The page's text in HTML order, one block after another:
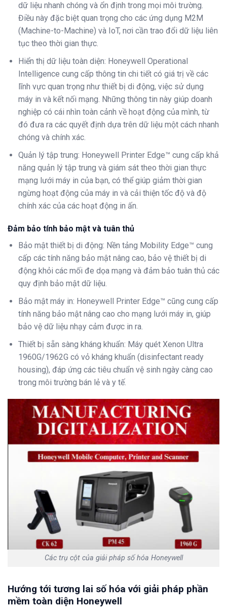
dữ liệu nhanh chóng và ổn định trong mọi môi trường.
Điều này đặc biệt quan trọng cho các ứng dụng M2M
(Machine-to-Machine) và IoT, nơi cần trao đổi dữ liệu liên
tục theo thời gian thực.
Hiển thị dữ liệu toàn diện: Honeywell Operational
Intelligence cung cấp thông tin chi tiết có giá trị về các
lĩnh vực quan trọng như thiết bị di động, việc sử dụng
máy in và kết nối mạng. Những thông tin này giúp doanh
nghiệp có cái nhìn toàn cảnh về hoạt động của mình, từ
đó đưa ra các quyết định dựa trên dữ liệu một cách nhanh
chóng và chính xác.
Quản lý tập trung: Honeywell Printer Edge™ cung cấp khả
năng quản lý tập trung và giám sát theo thời gian thực
mạng lưới máy in của bạn, có thể giúp giảm thời gian
ngừng hoạt động của máy in và cải thiện tốc độ và độ
chính xác của các hoạt động in ấn.
Đảm bảo tính bảo mật và tuân thủ
Bảo mật thiết bị di động: Nền tảng Mobility Edge™ cung
cấp các tính năng bảo mật nâng cao, bảo vệ thiết bị di
động khỏi các mối đe dọa mạng và đảm bảo tuân thủ các
quy định bảo mật dữ liệu.
Bảo mật máy in: Honeywell Printer Edge™ cũng cung cấp
tính năng bảo mật nâng cao cho mạng lưới máy in, giúp
bảo vệ dữ liệu nhạy cảm được in ra.
Thiết bị sẵn sàng kháng khuẩn: Máy quét Xenon Ultra
1960G/1962G có vỏ kháng khuẩn (disinfectant ready
housing), đáp ứng các tiêu chuẩn vệ sinh ngày càng cao
trong môi trường bán lẻ và y tế.
Các trụ cột của giải pháp số hóa Honeywell
Hướng tới tương lai số hóa với giải pháp phần
mềm toàn diện Honeywell